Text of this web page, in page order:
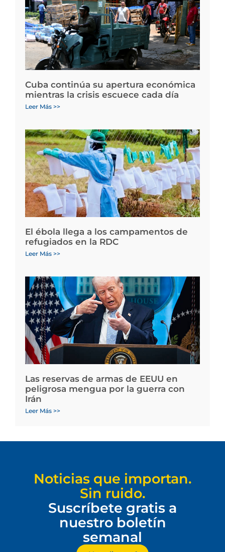
Cuba continúa su apertura económica
mientras la crisis escuece cada día
Leer Más >>
El ébola llega a los campamentos de
refugiados en la RDC
Leer Más >>
Las reservas de armas de EEUU en
peligrosa mengua por la guerra con
Irán
Leer Más >>
Noticias que importan.
Sin ruido.
Suscríbete gratis a
nuestro boletín
semanal